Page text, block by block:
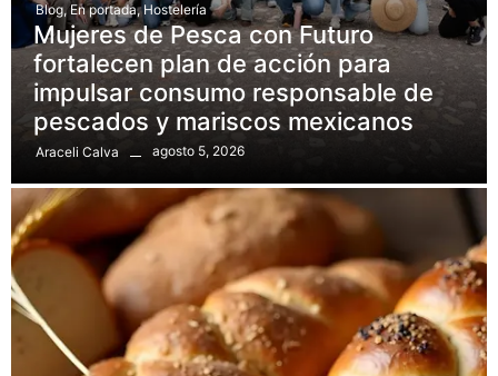
Blog, En portada, Hostelería
Mujeres de Pesca con Futuro
fortalecen plan de acción para
impulsar consumo responsable de
pescados y mariscos mexicanos
Araceli Calva agosto 5, 2026